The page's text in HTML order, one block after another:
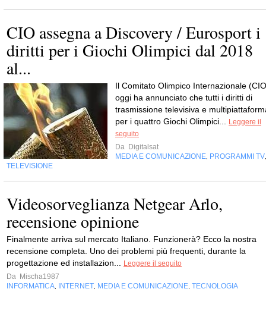
CIO assegna a Discovery / Eurosport i
diritti per i Giochi Olimpici dal 2018
al...
Il Comitato Olimpico Internazionale
oggi ha annunciato che tutti i diritti di
trasmissione televisiva e
per i quattro Giochi Olimpici...
Leggere il
seguito
Da Digitalsat
MEDIA E COMUNICAZIONE PROGRAMMI TV
TELEVISIONE
Videosorveglianza Netgear Arlo,
recensione opinione
Finalmente arriva sul mercato Italiano. Funzionerà? Ecco la nostra
recensione completa. Uno dei problemi più frequenti, durante la
progettazione ed installazion...
Leggere il seguito
Da Mischa1987
INFORMATICA
INTERNET MEDIA E COMUNICAZIONE TECNOLOGIA